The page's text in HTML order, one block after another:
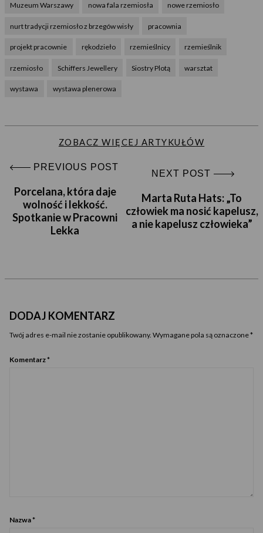
Muzeum Warszawy nowa fala rzemiosła nowe rzemiosło
nurt tradycji rzemiosło z brzegów wisły pracownia
projekt pracownie rękodzieło rzemieślnicy rzemieślnik
rzemiosło Schiffers Jewellery Siostry Plotą warsztat
wystawa wystawa plenerowa
ZOBACZ WIĘCEJ ARTYKUŁÓW
PREVIOUS POST
Porcelana, która daje
wolność i lekkość.
Spotkanie w Pracowni
Lekka
NEXT POST
Marta Ruta Hats: „To
człowiek ma nosić kapelusz,
a nie kapelusz człowieka”
DODAJ KOMENTARZ
Twój adres e-mail nie zostanie opublikowany. Wymagane pola są oznaczone*
Komentarz*
Nazwa*